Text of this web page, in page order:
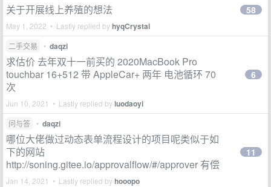
关于开展线上养殖的想法
May 1, 2022 • Lastly replied byhyqCrystal
58
二手交易 • daqzi
求估价 去年双十一前买的 2020MacBook Pro
touchbar 16+512 带 AppleCar+ 两年 电池循环 70
次
Jun 10, 2021 • Lastly replied byluodaoyi
6
问与答 • daqzi
哪位大佬做过动态表单流程设计的项目呢类似于如
下的网站
http://soning.gitee.io/approvalflow/#/approver 有偿
Jan 14, 2021 • Lastly replied byhooopo
11